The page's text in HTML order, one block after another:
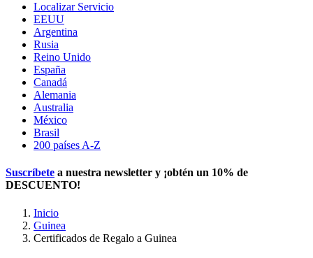
Localizar Servicio
EEUU
Argentina
Rusia
Reino Unido
España
Canadá
Alemania
Australia
México
Brasil
200 países A-Z
Suscríbete a nuestra newsletter y ¡obtén un 10% de
DESCUENTO!
Inicio
Guinea
Certificados de Regalo a Guinea